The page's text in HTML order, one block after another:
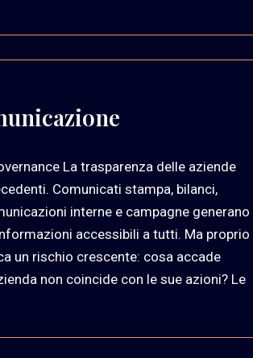
La trasparenza delle aziende
Comunicati stampa, bilanci,
interne e campagne generano
accessibili a tutti. Ma proprio
un rischio crescente: cosa accade
non coincide con le sue azioni? Le